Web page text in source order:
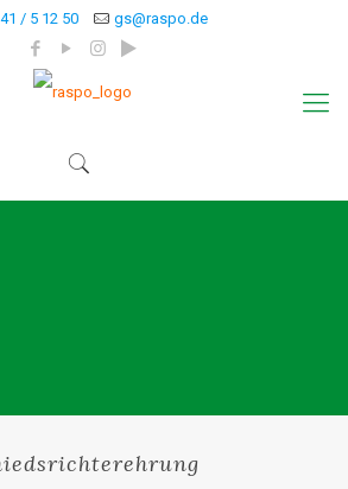
/ 5 12 50 gs@raspo.de